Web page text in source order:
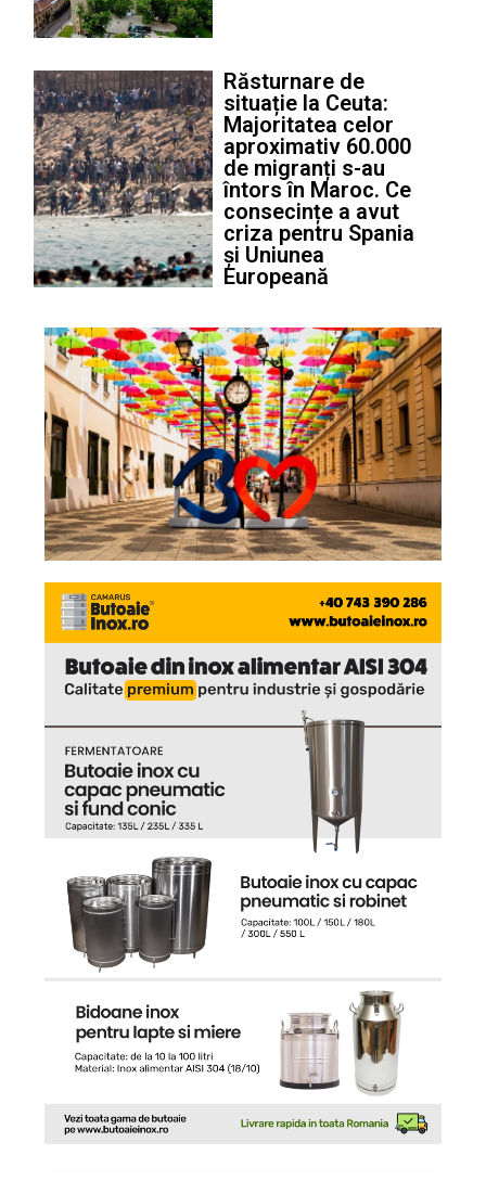
Răsturnare de
situație la Ceuta:
Majoritatea celor
aproximativ 60.000
de migranți s-au
întors în Maroc. Ce
consecințe a avut
criza pentru Spania
și Uniunea
Europeană